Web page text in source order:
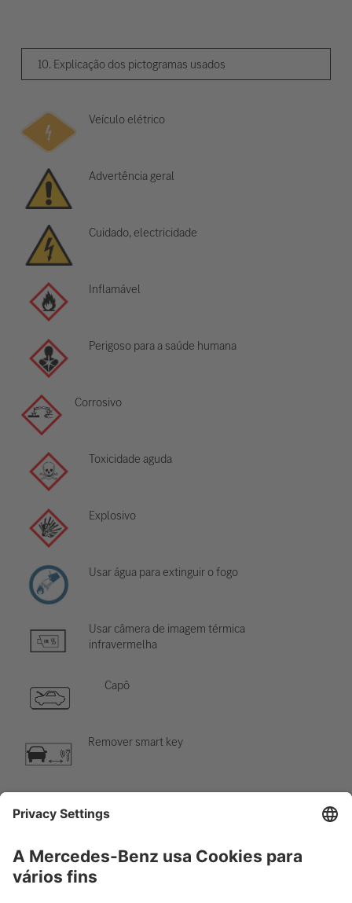
10. Explicação dos pictogramas usados
Veículo elétrico
Advertência geral
Cuidado, electricidade
Inflamável
Perigoso para a saúde humana
Corrosivo
Toxicidade aguda
Explosivo
Usar água para extinguir o fogo
Usar câmera de imagem térmica
infravermelha
Capô
Remover smart key
Componente de ar-condicionado
Cuidado; baixa temperatura